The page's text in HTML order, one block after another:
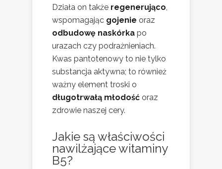
Działa on także regenerująco,
wspomagając gojenie oraz
odbudowę naskórka po
urazach czy podrażnieniach.
Kwas pantotenowy to nie tylko
substancja aktywna; to również
ważny element troski o
długotrwałą młodość oraz
zdrowie naszej cery.
Jakie są właściwości
nawilżające witaminy
B5?